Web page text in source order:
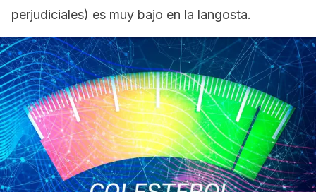
perjudiciales) es muy bajo en la langosta.